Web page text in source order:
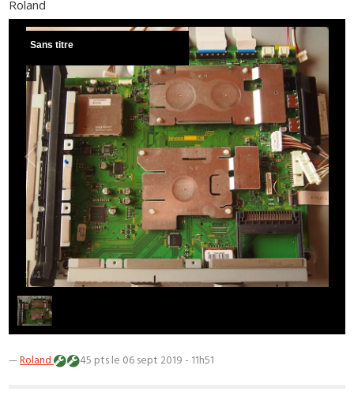
Roland
1/1
Sans titre
—Roland 45 ptsle 06 sept 2019 - 11h51